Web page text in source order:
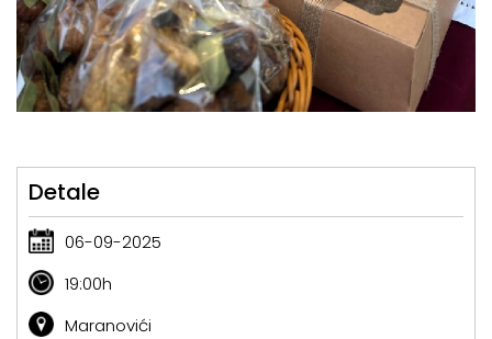
Detale
06-09-2025
19:00h
Maranovići